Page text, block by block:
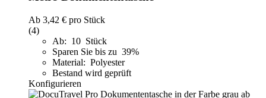
Ab 3,42 € pro Stück
(4)
Ab: 10 Stück
Sparen Sie bis zu 39%
Material: Polyester
Bestand wird geprüft
Konfigurieren